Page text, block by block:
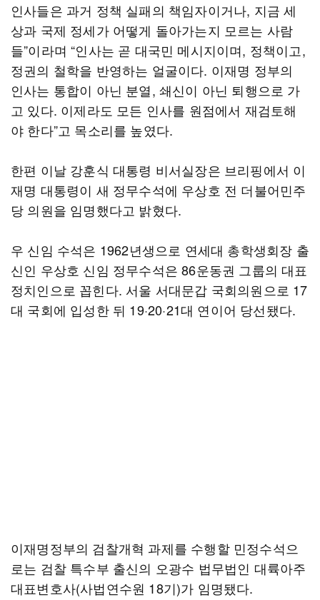
인사들은 과거 정책 실패의 책임자이거나, 지금 세
상과 국제 정세가 어떻게 돌아가는지 모르는 사람
들”이라며 “인사는 곧 대국민 메시지이며, 정책이고,
정권의 철학을 반영하는 얼굴이다. 이재명 정부의
인사는 통합이 아닌 분열, 쇄신이 아닌 퇴행으로 가
고 있다. 이제라도 모든 인사를 원점에서 재검토해
야 한다”고 목소리를 높였다.
한편 이날 강훈식 대통령 비서실장은 브리핑에서 이
재명 대통령이 새 정무수석에 우상호 전 더불어민주
당 의원을 임명했다고 밝혔다.
우 신임 수석은 1962년생으로 연세대 총학생회장 출
신인 우상호 신임 정무수석은 86운동권 그룹의 대표
정치인으로 꼽힌다. 서울 서대문갑 국회의원으로 17
대 국회에 입성한 뒤 19·20·21대 연이어 당선됐다.
이재명정부의 검찰개혁 과제를 수행할 민정수석으
로는 검찰 특수부 출신의 오광수 법무법인 대륙아주
대표변호사(사법연수원 18기)가 임명됐다.